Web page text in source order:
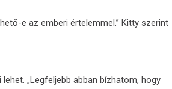
e az emberi értelemmel.” Kitty szerint
„Legfeljebb abban bízhatom, hogy